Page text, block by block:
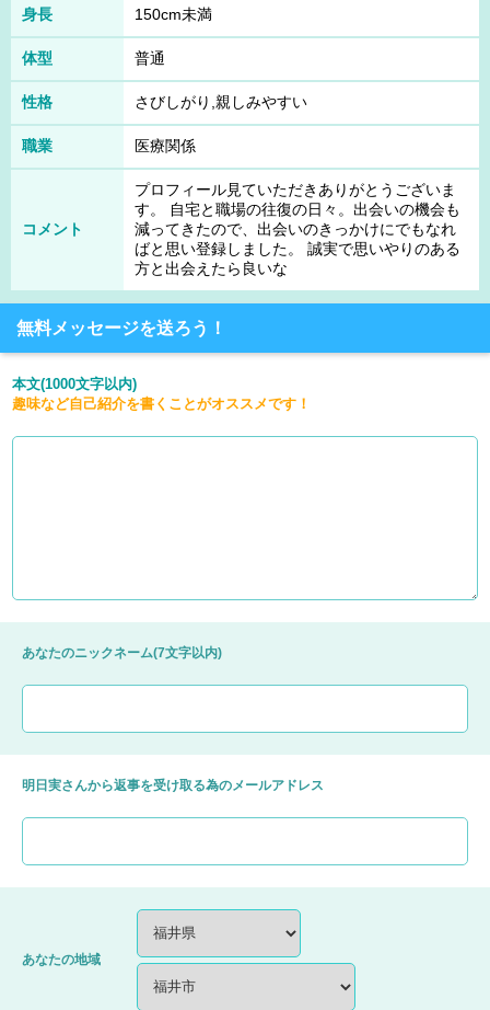
身長 150cm未満
体型 普通
性格 さびしがり,親しみやすい
職業 医療関係
コメント
プロフィール見ていただきありがとうございま
す。 自宅と職場の往復の日々。出会いの機会も
減ってきたので、出会いのきっかけにでもなれ
ばと思い登録しました。 誠実で思いやりのある
方と出会えたら良いな
無料メッセージを送ろう！
本文(1000文字以内)
趣味など自己紹介を書くことがオススメです！
あなたのニックネーム(7文字以内)
明日実さんから返事を受け取る為のメールアドレス
あなたの地域